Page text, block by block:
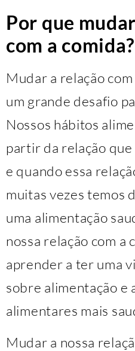
Por que
com a comida?
Mudar a relação
um grande desafio
Nossos hábitos
partir da relação que
e quando essa
muitas vezes temos
uma alimentação
nossa relação com a
aprender a ter uma
sobre alimentação e
alimentares mais
Mudar a nossa